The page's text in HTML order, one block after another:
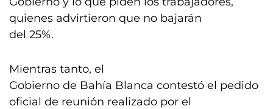
quienes advirtieron que no bajarán
del 25%.
Mientras tanto, el
Gobierno de Bahía Blanca contestó el pedido
oficial de reunión realizado por el